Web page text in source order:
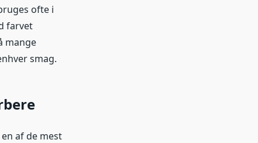
ofte i
farvet
mange
smag.
af de mest